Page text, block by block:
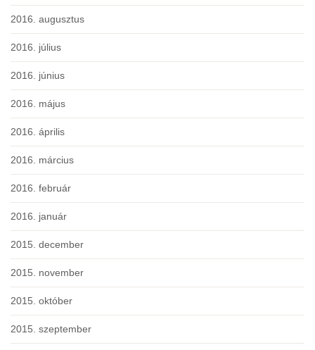
2016. augusztus
2016. július
2016. június
2016. május
2016. április
2016. március
2016. február
2016. január
2015. december
2015. november
2015. október
2015. szeptember